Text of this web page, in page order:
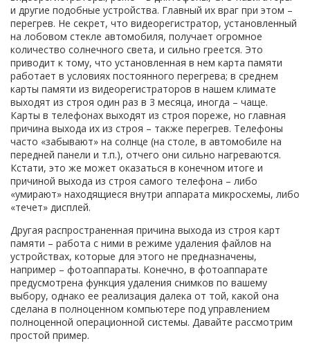
и другие подобные устройства. Главный их враг при этом –
перегрев. Не секрет, что видеорегистратор, установленный
на лобовом стекле автомобиля, получает огромное
количество солнечного света, и сильно греется. Это
приводит к тому, что установленная в нем карта памяти
работает в условиях постоянного перегрева; в среднем
карты памяти из видеорегистраторов в нашем климате
выходят из строя один раз в 3 месяца, иногда – чаще.
Карты в телефонах выходят из строя пореже, но главная
причина выхода их из строя – также перегрев. Телефоны
часто «забывают» на солнце (на столе, в автомобиле на
передней панели и т.п.), отчего они сильно нагреваются.
Кстати, это же может оказаться в конечном итоге и
причиной выхода из строя самого телефона – либо
«умирают» находящиеся внутри аппарата микросхемы, либо
«течет» дисплей.
Другая распространенная причина выхода из строя карт
памяти – работа с ними в режиме удаления файлов на
устройствах, которые для этого не предназначены,
например – фотоаппараты. Конечно, в фотоаппарате
предусмотрена функция удаления снимков по вашему
выбору, однако ее реализация далека от той, какой она
сделана в полноценном компьютере под управлением
полноценной операционной системы. Давайте рассмотрим
простой пример.